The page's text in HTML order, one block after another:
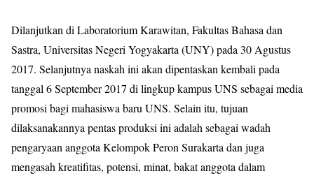
Dilanjutkan di Laboratorium Karawitan, Fakultas Bahasa dan
Sastra, Universitas Negeri Yogyakarta (UNY) pada 30 Agustus
2017. Selanjutnya naskah ini akan dipentaskan kembali pada
tanggal 6 September 2017 di lingkup kampus UNS sebagai media
promosi bagi mahasiswa baru UNS. Selain itu, tujuan
dilaksanakannya pentas produksi ini adalah sebagai wadah
pengaryaan anggota Kelompok Peron Surakarta dan juga
mengasah kreatifitas, potensi, minat, bakat anggota dalam